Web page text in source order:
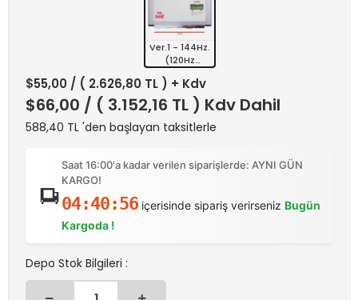
Ver.1 - 144Hz.
(120Hz
$55,00 / ( 2.626,80 TL ) + Kdv
$66,00 / ( 3.152,16 TL ) Kdv Dahil
588,40 TL 'den başlayan taksitlerle
Saat 16:00'a kadar verilen siparişlerde: AYNI GÜN
KARGO!
04:40:56içerisinde sipariş verirseniz Bugün
Kargoda !
Depo Stok Bilgileri :